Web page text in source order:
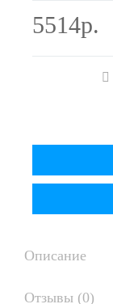
5514р.
Описание
Отзывы (0)